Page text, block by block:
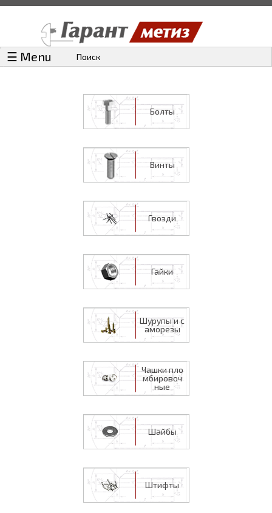
☰ Menu Поиск
Болты
Винты
Гвозди
Гайки
Шурупы и с
аморезы
Чашки пло
мбировоч
ные
Шайбы
Штифты